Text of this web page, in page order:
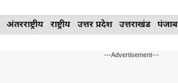
Skip
to
अंतरराष्ट्रीय राष्ट्रीय उत्तर प्रदेश उत्तराखंड पंजाब
---Advertisement---